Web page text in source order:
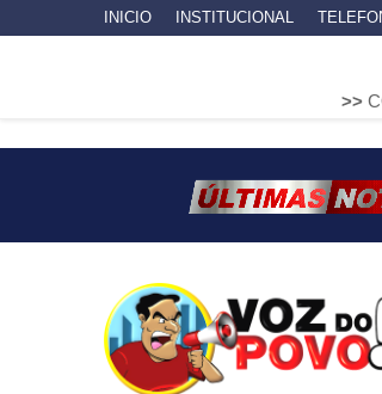
INICIO INSTITUCIONAL
COLISÃO